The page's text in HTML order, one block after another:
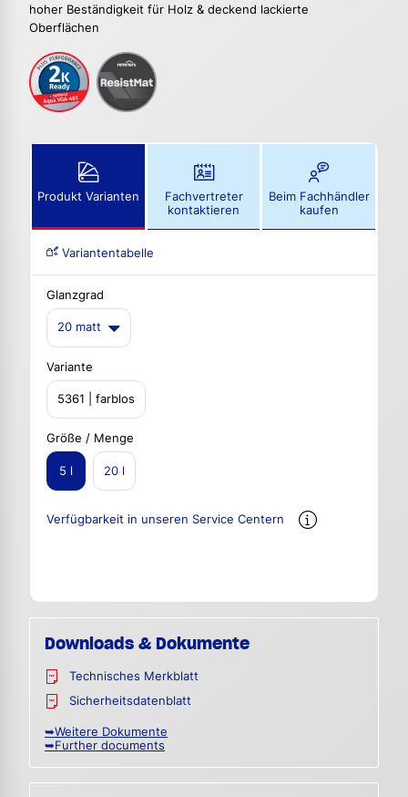
hoher Beständigkeit für Holz & deckend lackierte
Oberflächen
Produkt Varianten
Fachvertreter
kontaktieren
Beim Fachhändler
kaufen
Variantentabelle
Glanzgrad
20 matt
Variante
5361 | farblos
Größe / Menge
5 l 20 l
Verfügbarkeit in unseren Service Centern
Downloads & Dokumente
Technisches Merkblatt
Sicherheitsdatenblatt
➥Weitere Dokumente
➥Further documents